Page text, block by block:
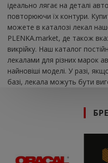
ідеально лягає на деталі
повторюючи їх контури.
можете в каталозі лекал
PLENKA.market, де також
викрійку. Наш каталог
лекалами для різних марок
найновіші моделі. У разі,
базі, лекала можуть бути